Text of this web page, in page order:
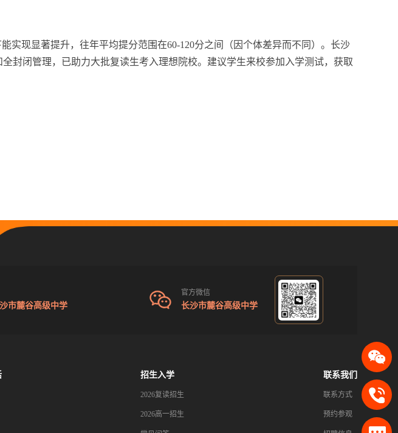
现显著提升，往年平均提分范围在60-120分之间（因个体差异而不同）。长沙
封闭管理，已助力大批复读生考入理想院校。建议学生来校参加入学测试，获取
市麓谷高级中学
官方微信
长沙市麓谷高级中学
招生入学
2026复读招生
2026高一招生
联系我们
联系方式
预约参观